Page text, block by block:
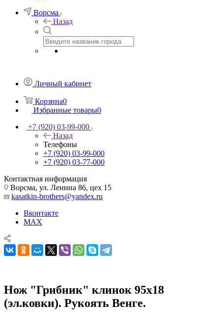
Ворсма
Назад
Личный кабинет
Корзина0
Избранные товары0
+7 (920) 03-99-000
Назад
Телефоны
+7 (920) 03-99-000
+7 (920) 03-77-000
Контактная информация
Ворсма, ул. Ленина 86, цех 15
kasatkin-brothers@yandex.ru
Вконтакте
MAX
Нож "Грибник" клинок 95х18
(эл.ковки). Рукоять Венге.